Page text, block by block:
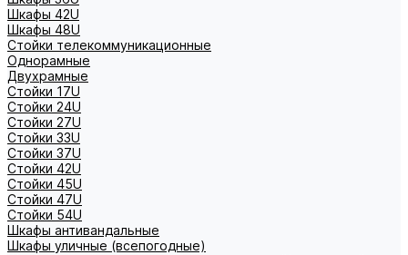
Шкафы 42U
Шкафы 48U
Стойки телекоммуникационные
Однорамные
Двухрамные
Стойки 17U
Стойки 24U
Стойки 27U
Стойки 33U
Стойки 37U
Стойки 42U
Стойки 45U
Стойки 47U
Стойки 54U
Шкафы антивандальные
Шкафы уличные (всепогодные)